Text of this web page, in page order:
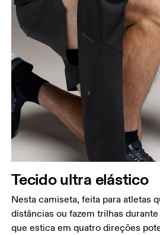
Tecido ultra elástico
Nesta camiseta, feita para atletas
distâncias ou fazem trilhas
que estica em quatro direções